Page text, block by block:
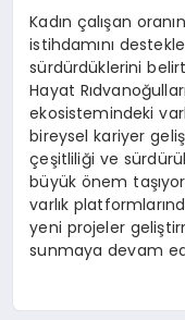
Kadın çalışan
istihdamını
sürdürdüklerini
Hayat
ekosistemindeki
bireysel kariyer
çeşitliliği ve
büyük önem
varlık
yeni projeler
sunmaya devam